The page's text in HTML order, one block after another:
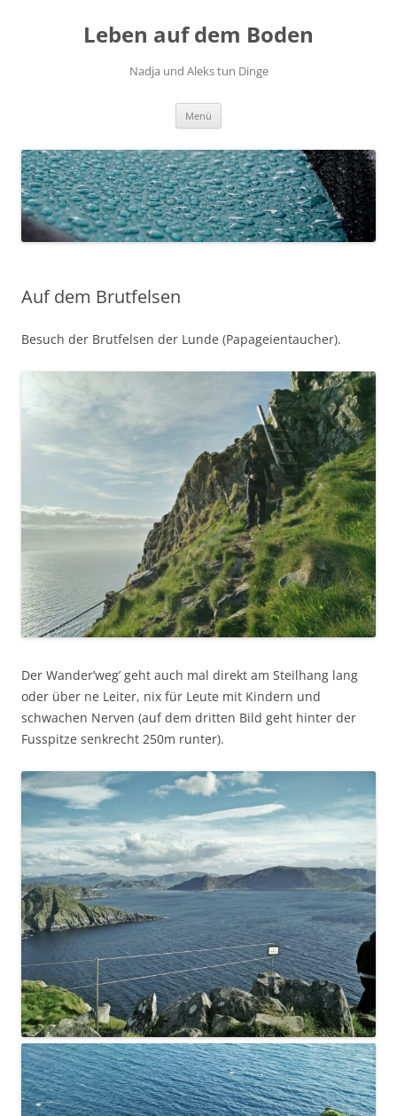
Leben auf dem Boden
Nadja und Aleks tun Dinge
Menü
Auf dem Brutfelsen
Besuch der Brutfelsen der Lunde (Papageientaucher).
Der Wander’weg’ geht auch mal direkt am Steilhang lang
oder über ne Leiter, nix für Leute mit Kindern und
schwachen Nerven (auf dem dritten Bild geht hinter der
Fusspitze senkrecht 250m runter).